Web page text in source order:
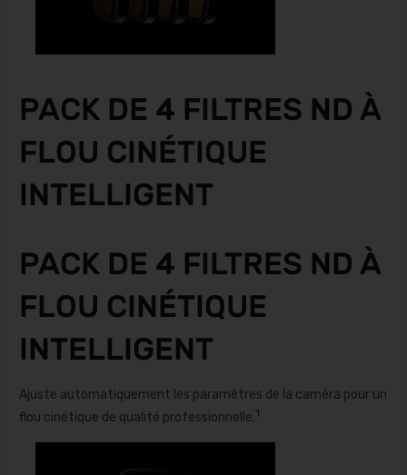
PACK DE 4 FILTRES ND À
FLOU CINÉTIQUE
INTELLIGENT
PACK DE 4 FILTRES ND À
FLOU CINÉTIQUE
INTELLIGENT
Ajuste automatiquement les paramètres de la caméra pour un
flou cinétique de qualité professionnelle.1